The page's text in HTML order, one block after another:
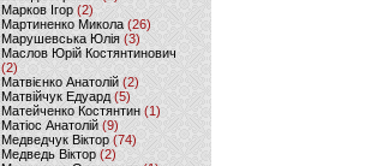
Марков Ігор (2)
Мартиненко Микола (26)
Марушевська Юлія (3)
Маслов Юрій Костянтинович
(2)
Матвієнко Анатолій (2)
Матвійчук Едуард(5)
Матейченко Костянтин (1)
Матіос Анатолій (9)
Медведчук Віктор(74)
Медведь Віктор (2)